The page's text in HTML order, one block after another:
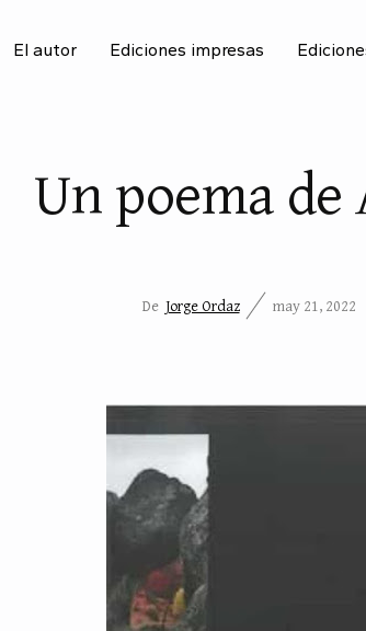
El autor Ediciones impresas
Un poema de
De Jorge Ordaz may 21, 2022